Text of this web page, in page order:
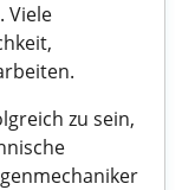
Viele
zu sein,